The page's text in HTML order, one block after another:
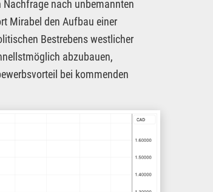
Nachfrage nach unbemannten
Mirabel den Aufbau einer
Bestrebens westlicher
abzubauen,
bei kommenden